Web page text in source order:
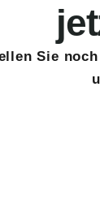
Sie